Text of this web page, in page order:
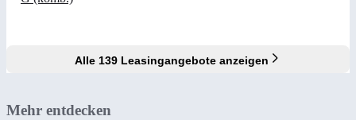
Alle 139 Leasingangebote anzeigen
Mehr entdecken